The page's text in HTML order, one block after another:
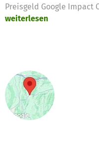
Preisgeld Google Impact
weiterlesen